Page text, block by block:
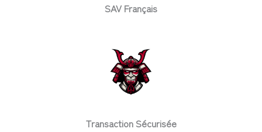
SAV Français
Transaction Sécurisée